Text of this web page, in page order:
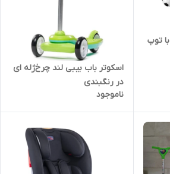
توپ
اسکوتر باب بیبی لند چرخ‌ژله ای
در رنگبندی
ناموجود